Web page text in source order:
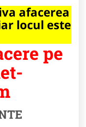
afacerea
locul este
pe